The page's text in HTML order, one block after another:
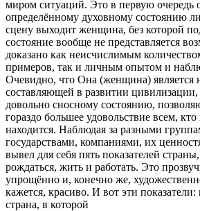
миром ситуаций. Это в первую очередь
определённому духовному состоянию
сцену выходит женщина, без которой
состояние вообще не представляется
доказано как неисчислимым
примеров, так и личным опытом и
Очевидно, что Она (женщина) является
составляющей в развитии
довольно сносному состоянию,
гораздо большее удовольствие всем,
находится. Наблюдая за разными
государствами, компаниями, их
вывел для себя пять показателей
рождаться, жить и работать. Это
упрощённо и, конечно же,
кажется, красиво. И вот эти показатели:
страна, в которой